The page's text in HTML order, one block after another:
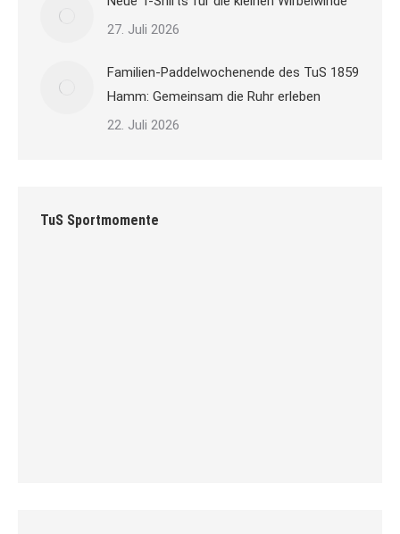
27. Juli 2026
Familien-Paddelwochenende des TuS 1859
Hamm: Gemeinsam die Ruhr erleben
22. Juli 2026
TuS Sportmomente